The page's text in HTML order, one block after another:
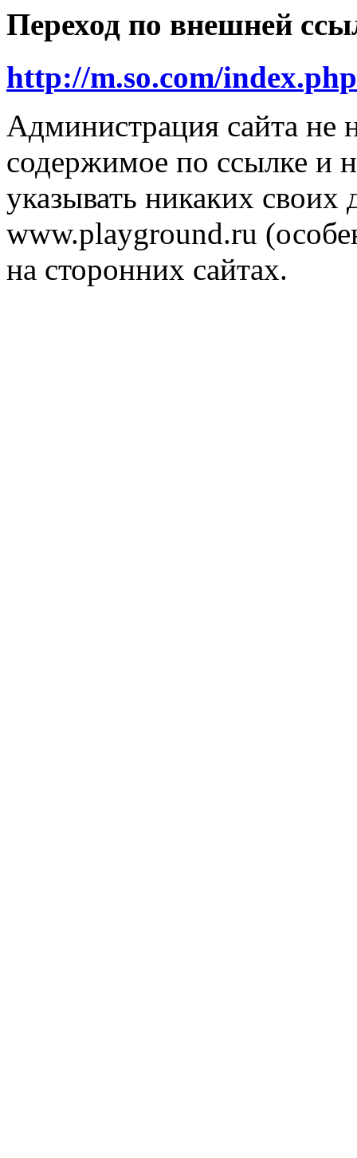
Переход по внешней
http://m.so.com/
Администрация сайта не
содержимое по ссылке и
указывать никаких
www.playground.ru
на сторонних сайтах.